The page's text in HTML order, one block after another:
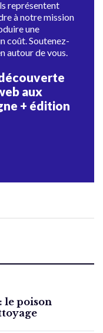
représentent
à notre mission
une
coût. Soutenez-
autour de vous.
aux
+ édition
le poison